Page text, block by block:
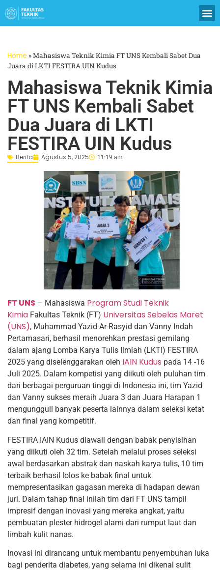
Home »Mahasiswa Teknik Kimia FT UNS Kembali Sabet Dua
Juara di LKTI FESTIRA UIN Kudus
Mahasiswa Teknik Kimia
FT UNS Kembali Sabet
Dua Juara di LKTI
FESTIRA UIN Kudus
Berita Agustus 5, 2025 11:19 am
FT UNS – Mahasiswa Program Studi Teknik
Kimia Fakultas Teknik (FT) Universitas Sebelas Maret
(UNS), Muhammad Yazid Ar-Rasyid dan Vanny Indah
Pertamasari, berhasil menorehkan prestasi gemilang
dalam ajang Lomba Karya Tulis Ilmiah (LKTI) FESTIRA
2025 yang diselenggarakan oleh IAIN Kudus pada 14 -16
Juli 2025. Dalam kompetisi yang diikuti oleh puluhan tim
dari berbagai perguruan tinggi di Indonesia ini, tim Yazid
dan Vanny sukses meraih Juara 3 dan Juara Harapan 1
mengungguli banyak peserta lainnya dalam seleksi ketat
dan final yang kompetitif.
FESTIRA IAIN Kudus diawali dengan babak penyisihan
yang diikuti oleh 32 tim. Setelah melalui proses seleksi
awal berdasarkan abstrak dan naskah karya tulis, 10 tim
terbaik berhasil lolos ke babak final untuk
mempresentasikan gagasan mereka di hadapan dewan
juri. Dalam tahap final inilah tim dari FT UNS tampil
impresif dengan inovasi yang mereka angkat, yaitu
pembuatan plester hidrogel alami dari rumput laut dan
limbah kulit nanas.
Inovasi ini dirancang untuk membantu penyembuhan luka
bagi penderita diabetes, yang selama ini dikenal sulit